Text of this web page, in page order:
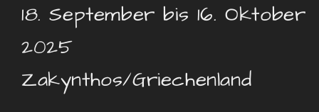
18. September bis 16. Oktober
2025
Zakynthos/Griechenland